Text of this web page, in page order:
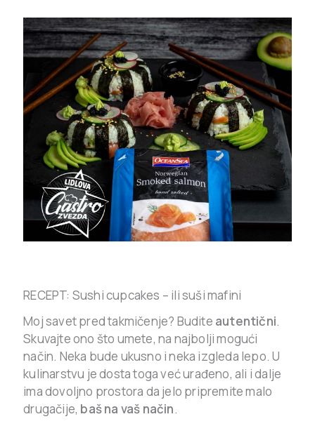
RECEPT: Sushi cupcakes – ili suši mafini
Moj savet pred takmičenje? Budite autentični.
Skuvajte ono što umete, na najbolji mogući
način. Neka bude ukusno i neka izgleda lepo.U
kulinarstvu je dosta toga već urađeno, ali i dalje
ima dovoljno prostora da jelo pripremite malo
drugačije, baš na vaš način.